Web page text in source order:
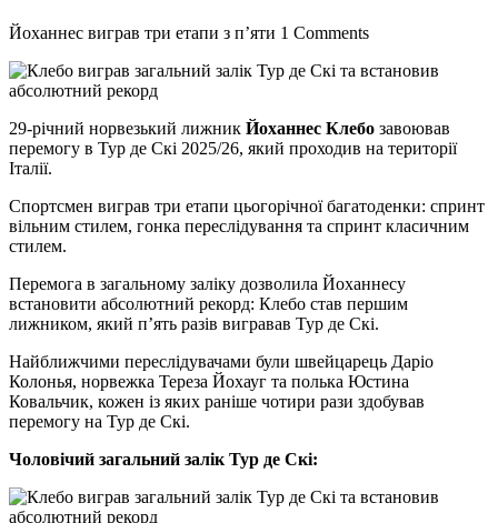
Йоханнес виграв три етапи з п’яти 1 Comments
29-річний норвезький лижник Йоханнес Клебо завоював
перемогу в Тур де Скі 2025/26, який проходив на території
Італії.
Спортсмен виграв три етапи цьогорічної багатоденки: спринт
вільним стилем, гонка переслідування та спринт класичним
стилем.
Перемога в загальному заліку дозволила Йоханнесу
встановити абсолютний рекорд: Клебо став першим
лижником, який п’ять разів вигравав Тур де Скі.
Найближчими переслідувачами були швейцарець Даріо
Колонья, норвежка Тереза Йохауг та полька Юстина
Ковальчик, кожен із яких раніше чотири рази здобував
перемогу на Тур де Скі.
Чоловічий загальний залік Тур де Скі: